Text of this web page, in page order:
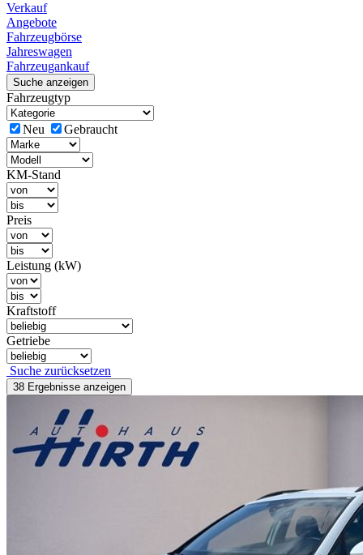
Verkauf
Angebote
Fahrzeugbörse
Jahreswagen
Fahrzeugankauf
Suche anzeigen
Fahrzeugtyp
Neu Gebraucht
KM-Stand
Preis
Leistung (kW)
Kraftstoff
Getriebe
Suche zurücksetzen
38 Ergebnisse anzeigen